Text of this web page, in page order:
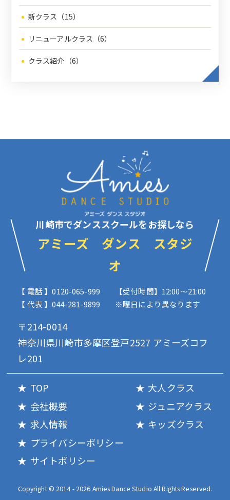
新クラス（15）
リニューアルクラス（6）
クラス紹介（6）
川崎市でダンススクールをお探しなら
アミーズ ダンス スタジ
オ
【 電話 】0120-065-999
【 代表 】044-281-9899
【受付時間】12:00〜21:00
※曜日により異なります
〒214-0014
神奈川県川崎市多摩区登戸2527 アミーズコフ
レ201
TOP
会社概要
求人情報
大人クラス
ジュニアクラス
キッズクラス
プライバシーポリシー
サイトポリシー
Copyright © 2014 - 2026 Amies Dance Studio All Rights Reserved.